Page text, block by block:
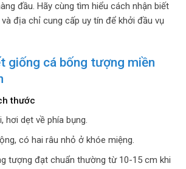
đầu. Hãy cùng tìm hiểu cách nhận biết
địa chỉ cung cấp uy tín để khởi đầu vụ
giống cá bống tượng miền
thước
hơi dẹt về phía bụng.
có hai râu nhỏ ở khóe miệng.
tượng đạt chuẩn thường từ 10-15 cm khi